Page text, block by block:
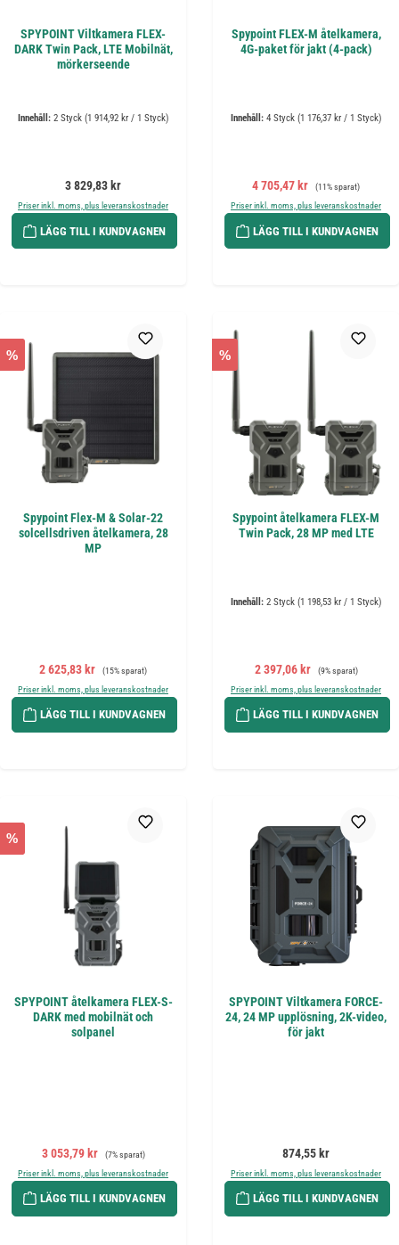
SPYPOINT Viltkamera FLEX-
DARK Twin Pack, LTE Mobilnät,
mörkerseende
Innehåll: 2 Styck (1 914,92 kr / 1 Styck)
Ordinarie pris:
3 829,83 kr
Priser inkl. moms, plus leveranskostnader
LÄGG TILL I KUNDVAGNEN
Spypoint FLEX-M åtelkamera,
4G-paket för jakt (4-pack)
Innehåll: 4 Styck (1 176,37 kr / 1 Styck)
Försäljningspris:
4 705,47 kr Ordinarie pris:
(11% sparat)
Priser inkl. moms, plus leveranskostnader
LÄGG TILL I KUNDVAGNEN
%
Spypoint Flex-M & Solar-22
solcellsdriven åtelkamera, 28
MP
Försäljningspris:
2 625,83 kr Ordinarie pris:
(15% sparat)
Priser inkl. moms, plus leveranskostnader
LÄGG TILL I KUNDVAGNEN
%
Spypoint åtelkamera FLEX-M
Twin Pack, 28 MP med LTE
Innehåll: 2 Styck (1 198,53 kr / 1 Styck)
Försäljningspris:
2 397,06 kr Ordinarie pris:
(9% sparat)
Priser inkl. moms, plus leveranskostnader
LÄGG TILL I KUNDVAGNEN
%
SPYPOINT åtelkamera FLEX-S-
DARK med mobilnät och
solpanel
Försäljningspris:
3 053,79 kr Ordinarie pris:
(7% sparat)
Priser inkl. moms, plus leveranskostnader
LÄGG TILL I KUNDVAGNEN
SPYPOINT Viltkamera FORCE-
24, 24 MP upplösning, 2K-video,
för jakt
Ordinarie pris:
874,55 kr
Priser inkl. moms, plus leveranskostnader
LÄGG TILL I KUNDVAGNEN